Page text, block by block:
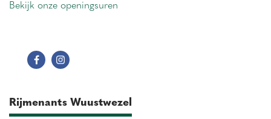
Bekijk onze openingsuren
Rijmenants Wuustwezel